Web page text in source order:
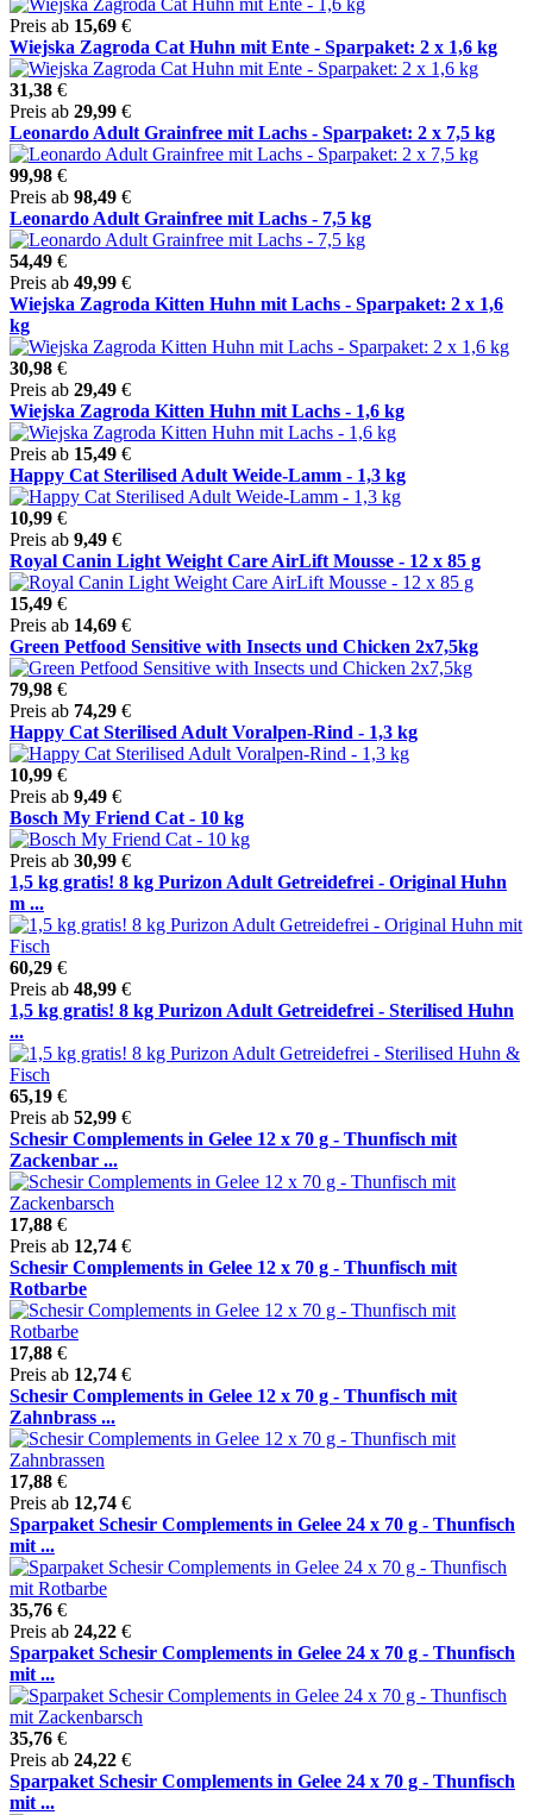
Preis ab 15,69 €
Wiejska Zagroda Cat Huhn mit Ente - Sparpaket: 2 x 1,6 kg
31,38 €
Preis ab 29,99 €
Leonardo Adult Grainfree mit Lachs - Sparpaket: 2 x 7,5 kg
99,98 €
Preis ab 98,49 €
Leonardo Adult Grainfree mit Lachs - 7,5 kg
54,49 €
Preis ab 49,99 €
Wiejska Zagroda Kitten Huhn mit Lachs - Sparpaket: 2 x 1,6
kg
30,98 €
Preis ab 29,49 €
Wiejska Zagroda Kitten Huhn mit Lachs - 1,6 kg
Preis ab 15,49 €
Happy Cat Sterilised Adult Weide-Lamm - 1,3 kg
10,99 €
Preis ab 9,49 €
Royal Canin Light Weight Care AirLift Mousse - 12 x 85 g
15,49 €
Preis ab 14,69 €
Green Petfood Sensitive with Insects und Chicken 2x7,5kg
79,98 €
Preis ab 74,29 €
Happy Cat Sterilised Adult Voralpen-Rind - 1,3 kg
10,99 €
Preis ab 9,49 €
Bosch My Friend Cat - 10 kg
Preis ab 30,99 €
1,5 kg gratis! 8 kg Purizon Adult Getreidefrei - Original Huhn
m ...
60,29 €
Preis ab 48,99 €
1,5 kg gratis! 8 kg Purizon Adult Getreidefrei - Sterilised Huhn
...
65,19 €
Preis ab 52,99 €
Schesir Complements in Gelee 12 x 70 g - Thunfisch mit
Zackenbar ...
17,88 €
Preis ab 12,74 €
Schesir Complements in Gelee 12 x 70 g - Thunfisch mit
Rotbarbe
17,88 €
Preis ab 12,74 €
Schesir Complements in Gelee 12 x 70 g - Thunfisch mit
Zahnbrass ...
17,88 €
Preis ab 12,74 €
Sparpaket Schesir Complements in Gelee 24 x 70 g - Thunfisch
mit ...
35,76 €
Preis ab 24,22 €
Sparpaket Schesir Complements in Gelee 24 x 70 g - Thunfisch
mit ...
35,76 €
Preis ab 24,22 €
Sparpaket Schesir Complements in Gelee 24 x 70 g - Thunfisch
mit ...